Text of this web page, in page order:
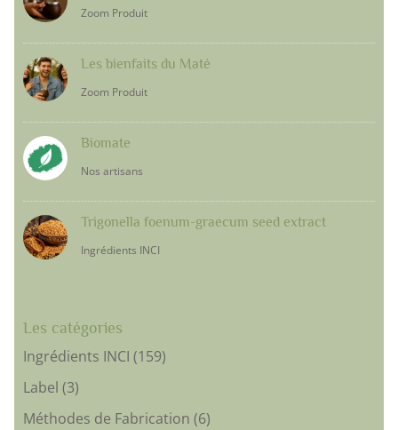
Zoom Produit
Les bienfaits du Maté
Zoom Produit
Biomate
Nos artisans
Trigonella foenum-graecum seed extract
Ingrédients INCI
Les catégories
Ingrédients INCI (159)
Label (3)
Méthodes de Fabrication (6)